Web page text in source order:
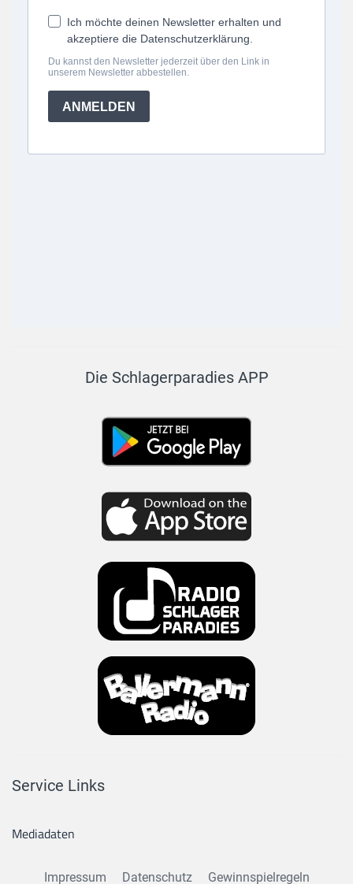
Die Schlagerparadies APP
Service Links
Mediadaten
Impressum Datenschutz Gewinnspielregeln